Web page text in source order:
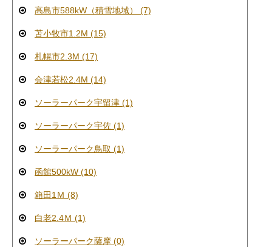
高島市588kW（積雪地域） (7)
苫小牧市1.2M (15)
札幌市2.3M (17)
会津若松2.4M (14)
ソーラーパーク宇留津 (1)
ソーラーパーク宇佐 (1)
ソーラーパーク鳥取 (1)
函館500kW (10)
箱田1Ｍ (8)
白老2.4Ｍ (1)
ソーラーパーク薩摩 (0)